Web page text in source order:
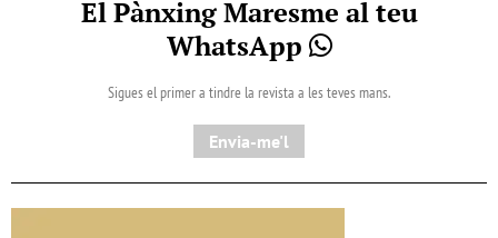
El Pànxing Maresme al teu
WhatsApp
Sigues el primer a tindre la revista a les teves mans.
Envia-me'l